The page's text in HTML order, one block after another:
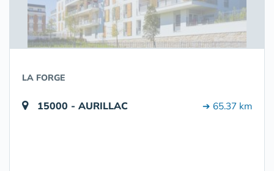
LA FORGE
15000 - AURILLAC ➔ 65.37 km